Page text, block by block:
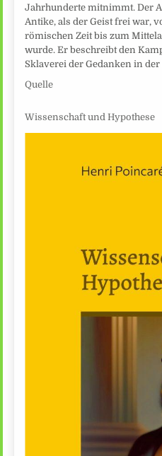
Jahrhunderte mitnimmt. Der
Antike, als der Geist frei war,
römischen Zeit bis zum
wurde. Er beschreibt den
Sklaverei der Gedanken in
Quelle
Wissenschaft und Hypothese